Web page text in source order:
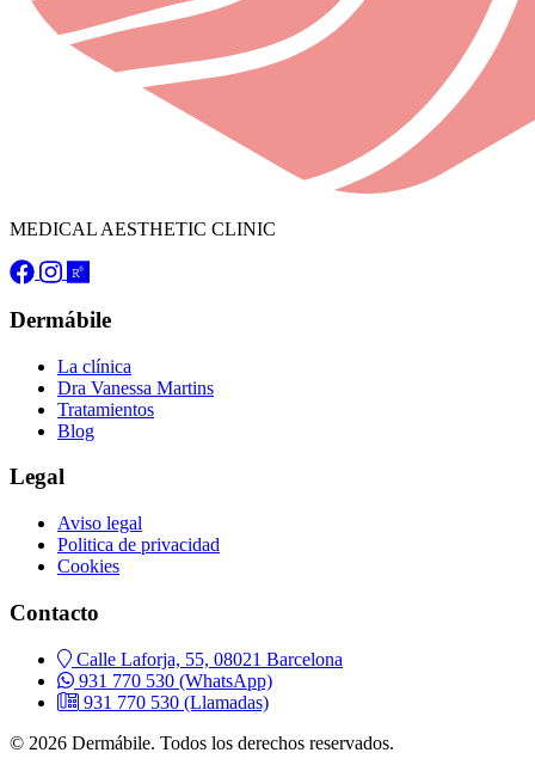
MEDICAL AESTHETIC CLINIC
Dermábile
La clínica
Dra Vanessa Martins
Tratamientos
Blog
Legal
Aviso legal
Politica de privacidad
Cookies
Contacto
Calle Laforja, 55, 08021 Barcelona
931 770 530 (WhatsApp)
931 770 530 (Llamadas)
© 2026 Dermábile. Todos los derechos reservados.